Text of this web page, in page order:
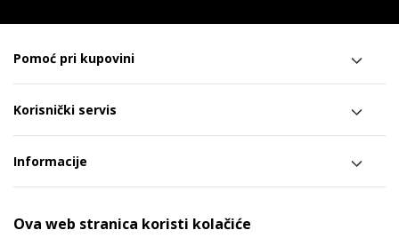
Pomoć pri kupovini
Korisnički servis
Informacije
Ova web stranica koristi kolačiće